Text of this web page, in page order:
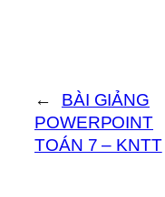
←
BÀI GIẢNG
POWERPOINT
TOÁN 7 – KNTT